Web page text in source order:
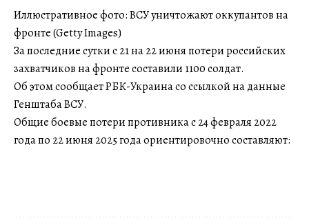
Иллюстративное фото: ВСУ уничтожают оккупантов на
фронте (Getty Images)
За последние сутки с 21 на 22 июня потери российских
захватчиков на фронте составили 1100 солдат.
Об этом сообщает РБК-Украина со ссылкой на данные
Генштаба ВСУ.
Общие боевые потери противника с 24 февраля 2022
года по 22 июня 2025 года ориентировочно составляют: